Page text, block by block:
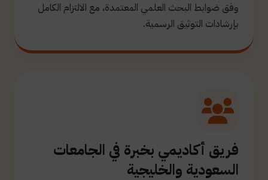
وفق ضوابط البحث العلمي المعتمدة، مع الالتزام الكامل
بإرشادات التوثيق الرسمية.
فريق أكاديمي بخبرة في الجامعات
السعودية والخليجية